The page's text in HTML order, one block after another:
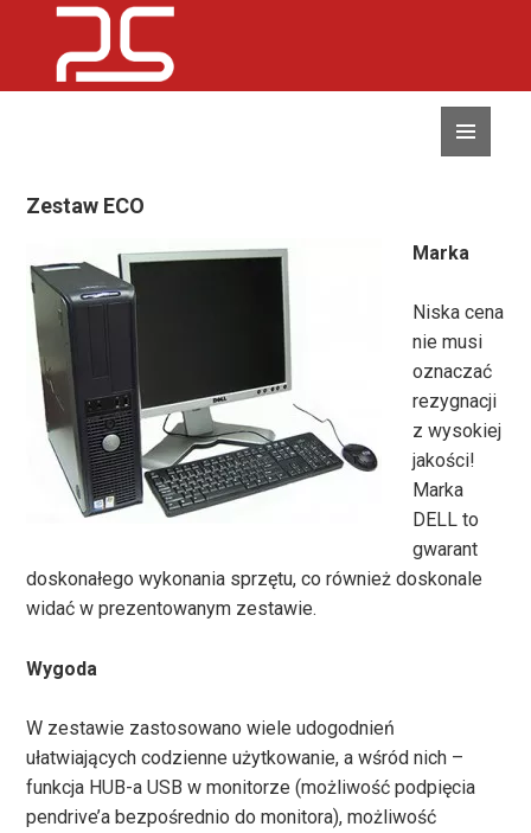
Zestaw ECO
Marka
Niska cena
nie musi
oznaczać
rezygnacji
z wysokiej
jakości!
Marka
DELL to
gwarant
doskonałego wykonania sprzętu, co również doskonale
widać w prezentowanym zestawie.
Wygoda
W zestawie zastosowano wiele udogodnień
ułatwiających codzienne użytkowanie, a wśród nich –
funkcja HUB-a USB w monitorze (możliwość podpięcia
pendrive’a bezpośrednio do monitora), możliwość